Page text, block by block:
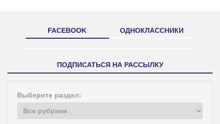
FACEBOOK ОДНОКЛАССНИКИ
ПОДПИСАТЬСЯ НА РАССЫЛКУ
Выберите раздел: